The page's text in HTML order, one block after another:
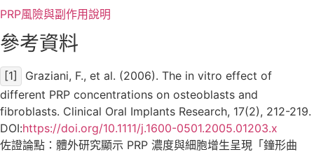
PRP風險與副作用說明
參考資料
[1]
Graziani, F., et al. (2006). The in vitro effect of
different PRP concentrations on osteoblasts and
fibroblasts. Clinical Oral Implants Research, 17(2), 212-219.
DOI:https://doi.org/10.1111/j.1600-0501.2005.01203.x
佐證論點：體外研究顯示 PRP 濃度與細胞增生呈現「鐘形曲